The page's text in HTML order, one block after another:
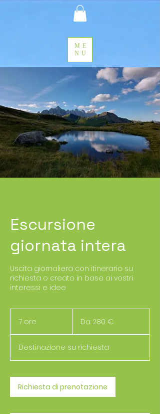
ME
NU
Escursione
giornata intera
Uscita giornaliera con itinerario su
richiesta o creato in base ai vostri
interessi e idee
7 ore
e
euroDa 280 €
Destinazione su richiesta
Richiesta di prenotazione